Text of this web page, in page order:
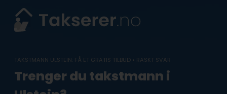
content
TAKSTMANN ULSTEIN: FÅ ET GRATIS TILBUD • RASKT SVAR
Trenger du takstmann i